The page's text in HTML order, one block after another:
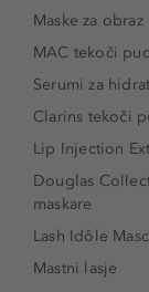
Maske za obraz
MAC tekoči
Serumi za
Clarins tekoči
Lip Injection
Douglas
maskare
Lash Idôle
Mastni lasje